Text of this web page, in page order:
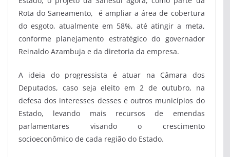
Rota do Saneamento, é ampliar a área de cobertura
do esgoto, atualmente em 58%, até atingir a meta,
conforme planejamento estratégico do governador
Reinaldo Azambuja e da diretoria da empresa.
A ideia do progressista é atuar na Câmara dos
Deputados, caso seja eleito em 2 de outubro, na
defesa dos interesses desses e outros municípios do
Estado, levando mais recursos de emendas
parlamentares visando o crescimento
socioeconômico de cada região do Estado.